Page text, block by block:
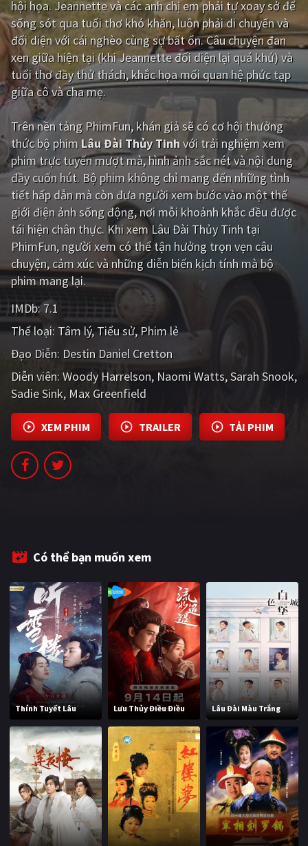
Giật gân Gia đình
Bí ẩn Lịch sử
Viễn Tây Tiểu sử
GameShow DramaTV
QUỐC GIA
Âu - Mỹ Trung Quốc - Hồng Kông
Hàn Quốc Nhật Bản
Ấn Độ Việt Nam
Tổng hợp
CẬP NHẬT
PHIM MỚI
PHIM BỘ
PHIM LẺ
PHIM CHIẾU RẠP
TUYỂN TẬP PHIM
BLOG
hội họa. Jeannette và các anh chị em phải tự xoay sở để
sống sót qua tuổi thơ khó khăn, luôn phải di chuyển và
đối diện với cái nghèo cùng sự bất ổn. Câu chuyện đan
xen giữa hiện tại (khi Jeannette đối diện lại quá khứ) và
tuổi thơ đầy thử thách, khắc họa mối quan hệ phức tạp
giữa cô và cha mẹ.
Trên nền tảng PhimFun, khán giả sẽ có cơ hội thưởng
thức bộ phim Lâu Đài Thủy Tinhvới trải nghiệm xem
phim trực tuyến mượt mà, hình ảnh sắc nét và nội dung
đầy cuốn hút. Bộ phim không chỉ mang đến những tình
tiết hấp dẫn mà còn đưa người xem bước vào một thế
giới điện ảnh sống động, nơi mỗi khoảnh khắc đều được
tái hiện chân thực. Khi xem Lâu Đài Thủy Tinh tại
PhimFun, người xem có thể tận hưởng trọn vẹn câu
chuyện, cảm xúc và những diễn biến kịch tính mà bộ
phim mang lại.
IMDb:7.1
Thể loại: Tâm lý Tiểu sử Phim lẻ
Đạo Diễn: Destin Daniel Cretton
Diễn viên: Woody Harrelson Naomi Watts Sarah Snook
Sadie Sink Max Greenfield
XEM PHIM TRAILER TẢI PHIM
Có thể bạn muốn xem
Thính Tuyết Lâu Lưu Thủy Điều Điều Lâu Đài Màu Trắng